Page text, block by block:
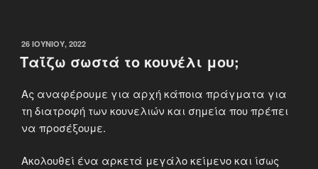
ΔΗΜΟΣΙΕΎΤΗΚΕ
ΣΤΙΣ
26 ΙΟΥΝΊΟΥ, 2022
Ταΐζω σωστά το κουνέλι μου;
Ας αναφέρουμε για αρχή κάποια πράγματα για
τη διατροφή των κουνελιών και σημεία που πρέπει
να προσέξουμε.
Ακολουθεί ένα αρκετά μεγάλο κείμενο και ίσως